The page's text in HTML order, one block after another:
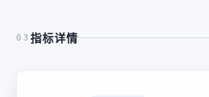
03 指标详情